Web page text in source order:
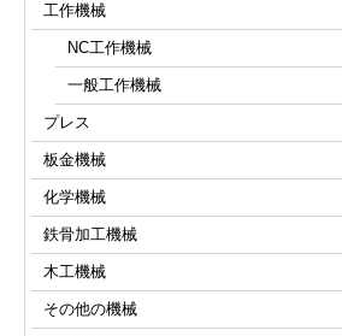
工作機械
NC工作機械
一般工作機械
プレス
板金機械
化学機械
鉄骨加工機械
木工機械
その他の機械